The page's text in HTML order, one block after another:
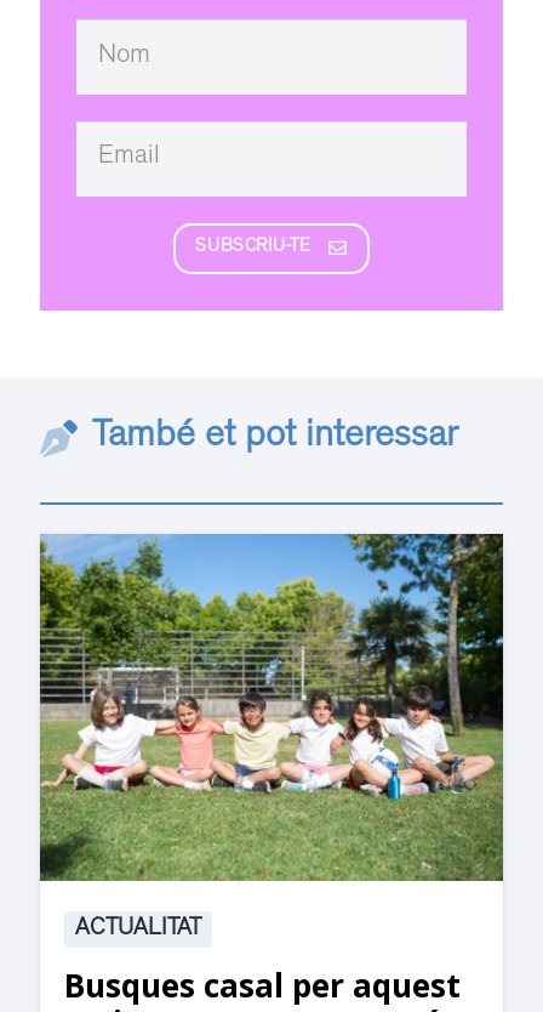
SUBSCRIU-TE
També et pot interessar
ACTUALITAT
Suspesa l’activitat als